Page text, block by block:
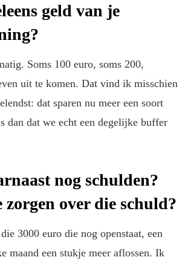
geld van je
Soms 100 euro, soms 200,
uit te komen. Dat vind ik misschien
dat sparen nu meer een soort
dan dat we echt een degelijke buffer
nog schulden?
over die schuld?
3000 euro die nog openstaat, een
maand een stukje meer aflossen. Ik